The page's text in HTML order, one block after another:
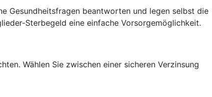
Gesundheitsfragen beantworten und legen selbst die
Sterbegeld eine einfache Vorsorgemöglichkeit.
Wählen Sie zwischen einer sicheren Verzinsung